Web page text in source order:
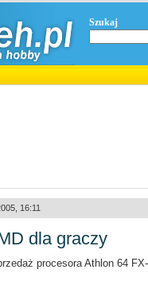
Szukaj
16:11
dla graczy
procesora Athlon 64